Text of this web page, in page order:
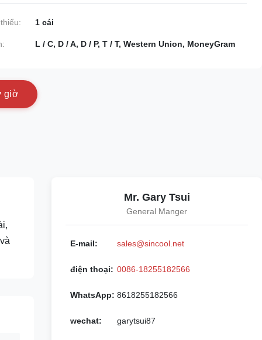
1 cái
L / C, D / A, D / P, T / T, Western Union, MoneyGram
giờ
Mr. Gary Tsui
General Manger
E-mail: sales@sincool.net
điện thoại: 0086-18255182566
WhatsApp: 8618255182566
wechat: garytsui87